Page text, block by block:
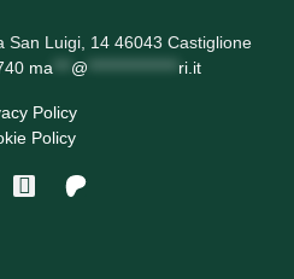
San Luigi, 14 46043 Castiglione
ma @ ri.it
Policy
Policy